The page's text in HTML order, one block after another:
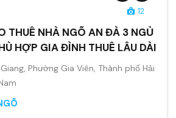
12
THUÊ NHÀ NGÕ AN ĐÀ 3 NGỦ
HỢP GIA ĐÌNH THUÊ LÂU DÀI
Phường Gia Viên, Thành phố Hải